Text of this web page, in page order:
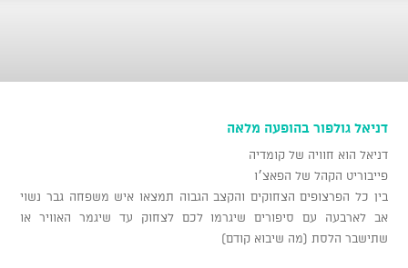
דניאל גולפור בהופעה מלאה
דניאל הוא חוויה של קומדיה
פייבוריט הקהל של הפאצ׳ו
בין כל הפרצופים הצחוקים והקצב הגבוה תמצאו איש משפחה גבר נשוי
אב לארבעה עם סיפורים שיגרמו לכם לצחוק עד שיגמר האוויר או
שתישבר הלסת (מה שיבוא קודם)